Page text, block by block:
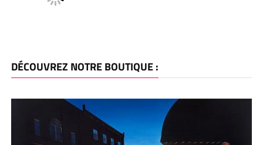
DÉCOUVREZ NOTRE BOUTIQUE :